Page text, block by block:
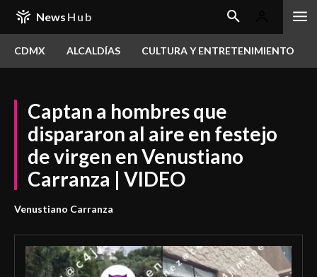
News Hub
CDMX ALCALDÍAS CULTURA Y ENTRETENIMIENTO
Captan a hombres que
dispararon al aire en festejo
de virgen en Venustiano
Carranza | VIDEO
Venustiano Carranza